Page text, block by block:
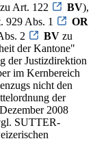
Art. 122
BV),
929 Abs. 1
OR
2
BV zu
der Kantone"
der Justizdirektion
im Kernbereich
nicht den
der
2008
SUTTER-